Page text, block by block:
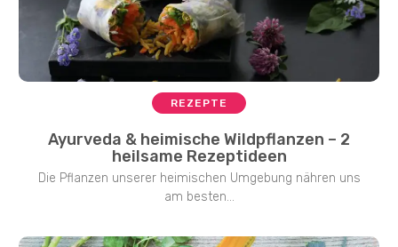
REZEPTE
Ayurveda & heimische Wildpflanzen – 2
heilsame Rezeptideen
Die Pflanzen unserer heimischen Umgebung nähren uns
am besten...